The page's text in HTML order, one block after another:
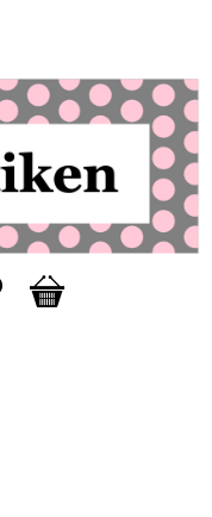
Favorites
Basket